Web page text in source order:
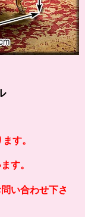
す。
す。
い合わせ下さ